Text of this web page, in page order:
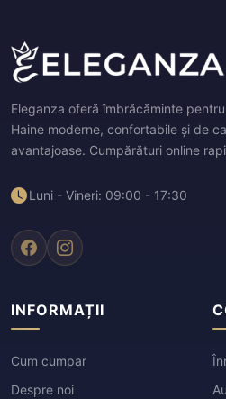
Eleganza oferă îmbrăcăminte
Haine moderne, confortabile și de
avantajoase. Cumpărături online
Luni - Vineri: 09:00 - 17:30
INFORMAȚII
Cum cumpar
Despre noi